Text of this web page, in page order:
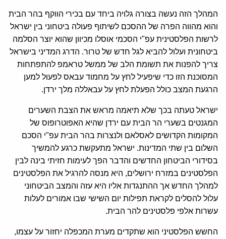
המהלך הזה נעשה בצורה גלויה ביחד עם בכירי הווקף בהר הבית
והוא מהווה הפרה של ההסכם לשיתוף פעולה ביטחוני בין ישראל
לרשות הפלסטינית עפ"י הסכמי אוסלו מכיוון שהוא יוצר הסלמה
ביטחונית ועלול להביא לגל חדש של טרור. הדרג המדיני בישראל
צריך להפנות את תשומת הלב של ממשל טראמפ להתפתחות
המסוכנת הזו כדי שיפעיל לחץ על מחמוד עבאס לפעול למען
הרגעת המצב כולל הפעלת לחץ על עבאללה מלך ירדן.
ישראל טעתה בכך שלא תיאמה מראש את הצבת השערים
המגנטים בשערי הר הבית עם ירדן שהיא האפוטרופוס של
המקומות הקדושים לאסלאם ולנצרות בהר הבית עפ"י הסכם
השלום בין שתי המדינות. ישראל מתעקשת כרגע להמשיך
בסידורי הביטחון החדשים והדבר הפך לעימות חזיתי בינה לבין
הפלסטינים במזרח ירושלים, היא מנסה להרגיל את הפלסטינים
למהלך החדש אך ההתנגדות אליו היא עזה והמצב הביטחוני
עלול להסלים לקראת תפילות יום השישי שבו אמורים לעלות
עשרות אלפי פלסטינים להר הבית.
החשש הפלסטיני הוא שתקדים מערת המכפלה יחזור על עצמו,